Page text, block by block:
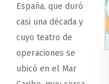
España, que duró
casi una década y
cuyo teatro de
operaciones se
ubicó en el Mar